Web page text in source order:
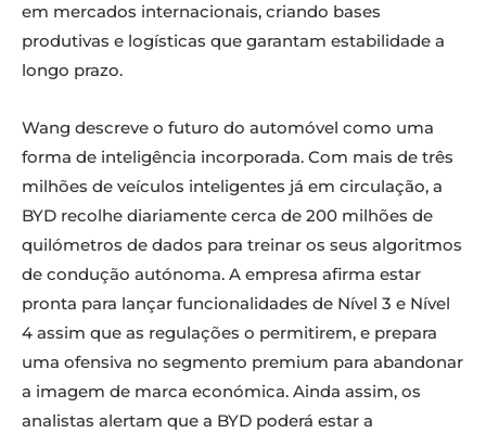
em mercados internacionais, criando bases
produtivas e logísticas que garantam estabilidade a
longo prazo.
Wang descreve o futuro do automóvel como uma
forma de inteligência incorporada. Com mais de três
milhões de veículos inteligentes já em circulação, a
BYD recolhe diariamente cerca de 200 milhões de
quilómetros de dados para treinar os seus algoritmos
de condução autónoma. A empresa afirma estar
pronta para lançar funcionalidades de Nível 3 e Nível
4 assim que as regulações o permitirem, e prepara
uma ofensiva no segmento premium para abandonar
a imagem de marca económica. Ainda assim, os
analistas alertam que a BYD poderá estar a